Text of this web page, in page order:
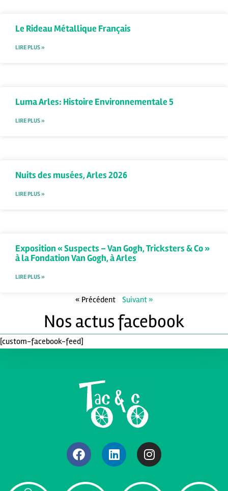
Le Rideau Métallique Français
LIRE PLUS »
Luma Arles: Histoire Environnementale 5
LIRE PLUS »
Nuits des musées, Arles 2026
LIRE PLUS »
Exposition « Suspects – Van Gogh, Tricksters & Co »
à la Fondation Van Gogh, à Arles
LIRE PLUS »
« Précédent Suivant »
Nos actus facebook
[custom-facebook-feed]